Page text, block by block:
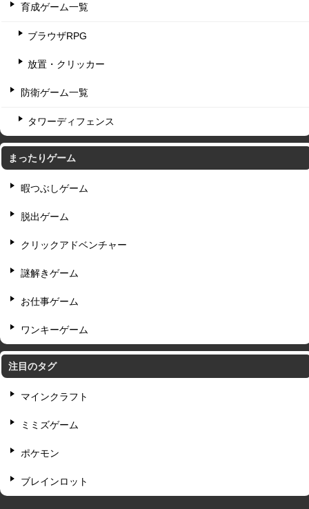
育成ゲーム一覧
ブラウザRPG
放置・クリッカー
防衛ゲーム一覧
タワーディフェンス
まったりゲーム
暇つぶしゲーム
脱出ゲーム
クリックアドベンチャー
謎解きゲーム
お仕事ゲーム
ワンキーゲーム
注目のタグ
マインクラフト
ミミズゲーム
ポケモン
ブレインロット